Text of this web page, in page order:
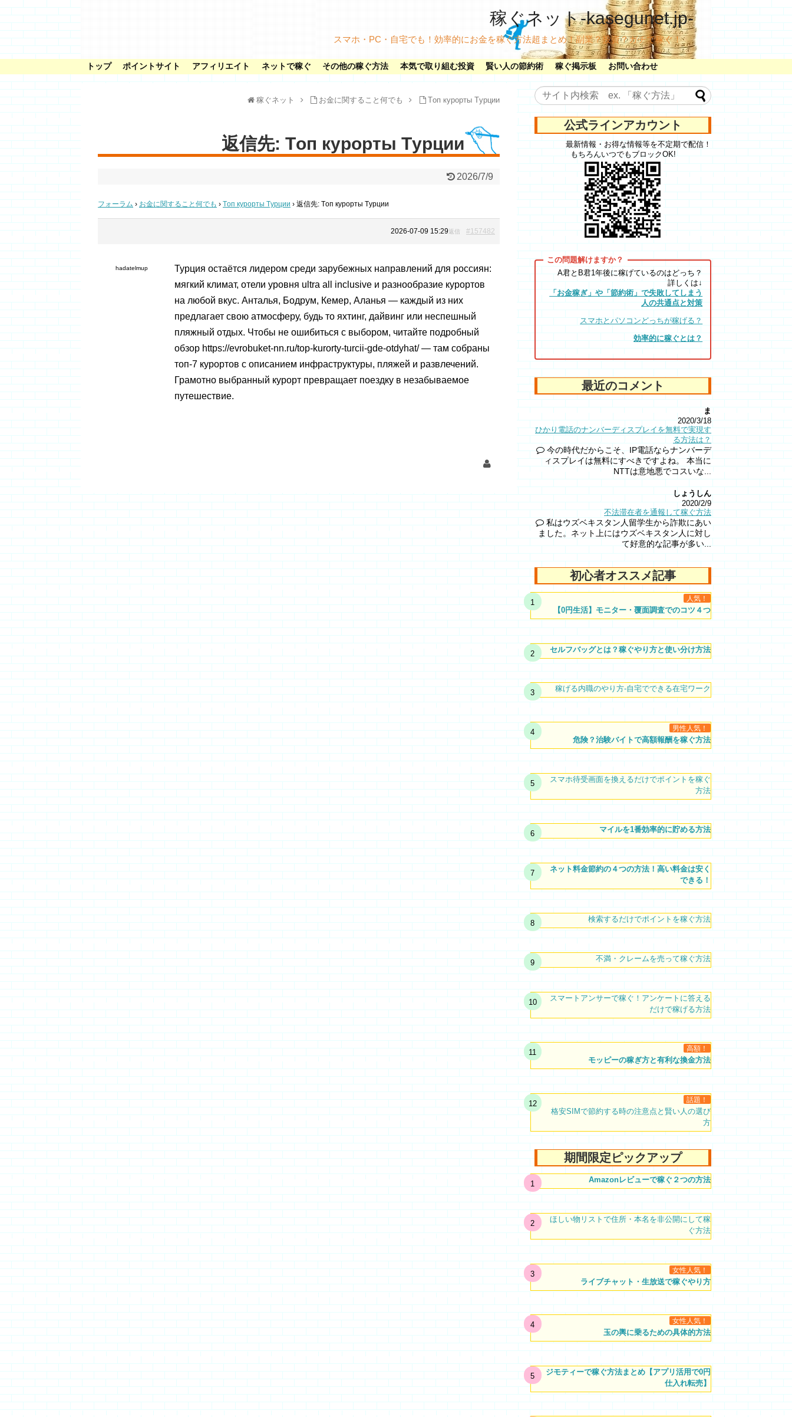
稼ぐネット-kasegunet.jp-
スマホ・PC・自宅でも！効率的にお金を稼ぐ方法超まとめ！副業？投資？ガチで稼ぐ！
トップ ポイントサイト アフィリエイト ネットで稼ぐ その他の稼ぐ方法 本気で取り組む投資 賢い人の節約術 稼ぐ掲示板 お問い合わせ
稼ぐネット お金に関すること何でも Tоп курорты Tурции
返信先: Tоп курорты Tурции
2026/7/9
フォーラム › お金に関すること何でも › Tоп курорты Tурции › 返信先: Tоп курорты Tурции
2026-07-09 15:29 #157482
返信
hadatelmup
Турция остаётся лидером среди зарубежных направлений для россиян:
мягкий климат, отели уровня ultra all inclusive и разнообразие курортов
на любой вкус. Анталья, Бодрум, Кемер, Аланья — каждый из них
предлагает свою атмосферу, будь то яхтинг, дайвинг или неспешный
пляжный отдых. Чтобы не ошибиться с выбором, читайте подробный
обзор https://evrobuket-nn.ru/top-kurorty-turcii-gde-otdyhat/ — там собраны
топ-7 курортов с описанием инфраструктуры, пляжей и развлечений.
Грамотно выбранный курорт превращает поездку в незабываемое
путешествие.
公式ラインアカウント
最新情報・お得な情報等を不定期で配信！
もちろんいつでもブロックOK!
A君とB君1年後に稼げているのはどっち？
詳しくは↓
「お金稼ぎ」や「節約術」で失敗してしまう
人の共通点と対策
スマホとパソコンどっちが稼げる？
効率的に稼ぐとは？
最近のコメント
ま
2020/3/18
ひかり電話のナンバーディスプレイを無料で実現す
る方法は？
今の時代だからこそ、IP電話ならナンバーデ
ィスプレイは無料にすべきですよね。 本当に
NTTは意地悪でコスいな...
しょうしん
2020/2/9
不法滞在者を通報して稼ぐ方法
私はウズベキスタン人留学生から詐欺にあい
ました。ネット上にはウズベキスタン人に対し
て好意的な記事が多い...
初心者オススメ記事
人気！
【0円生活】モニター・覆面調査でのコツ４つ
セルフバッグとは？稼ぐやり方と使い分け方法
稼げる内職のやり方-自宅でできる在宅ワーク
男性人気！
危険？治験バイトで高額報酬を稼ぐ方法
スマホ待受画面を換えるだけでポイントを稼ぐ
方法
マイルを1番効率的に貯める方法
ネット料金節約の４つの方法！高い料金は安く
できる！
検索するだけでポイントを稼ぐ方法
不満・クレームを売って稼ぐ方法
スマートアンサーで稼ぐ！アンケートに答える
だけで稼げる方法
高額！
モッピーの稼ぎ方と有利な換金方法
話題！
格安SIMで節約する時の注意点と賢い人の選び
方
期間限定ピックアップ
Amazonレビューで稼ぐ２つの方法
ほしい物リストで住所・本名を非公開にして稼
ぐ方法
女性人気！
ライブチャット・生放送で稼ぐやり方
女性人気！
玉の輿に乗るための具体的方法
ジモティーで稼ぐ方法まとめ【アプリ活用で0円
仕入れ転売】